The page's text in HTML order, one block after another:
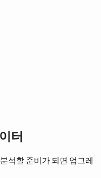
터
석할 준비가 되면 업그레